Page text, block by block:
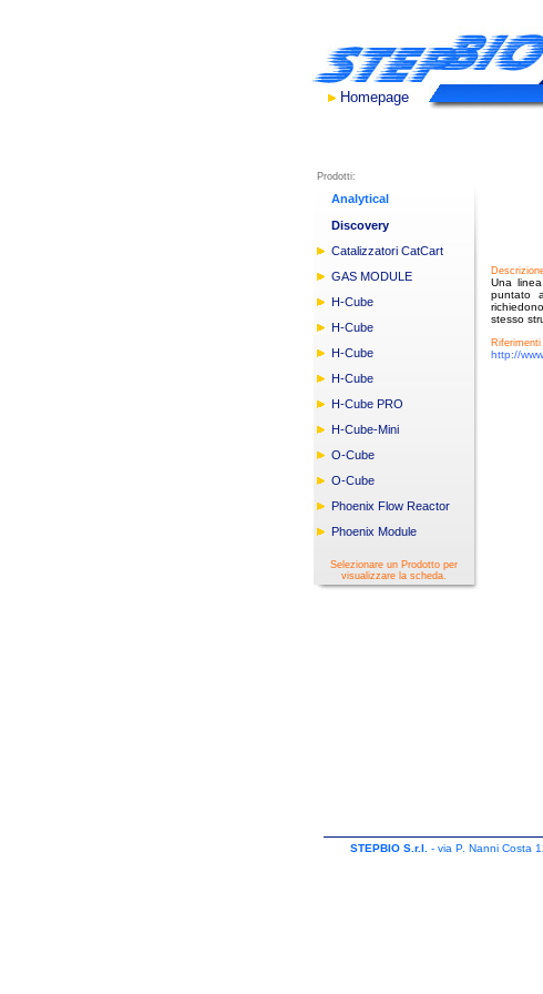
Homepage
Prodotti:
Analytical
Discovery
Catalizzatori CatCart
GAS MODULE
H-Cube
H-Cube
H-Cube
H-Cube
H-Cube PRO
H-Cube-Mini
O-Cube
O-Cube
Phoenix Flow Reactor
Phoenix Module
Selezionare un Prodotto per
visualizzare la scheda.
Una
puntato
stesso
Riferimenti
http://
STEPBIO S.r.l. - via P. Nanni Costa